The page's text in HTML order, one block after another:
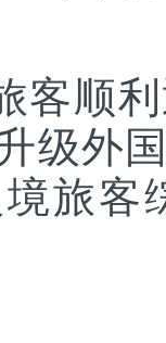
顺利
级外
旅客